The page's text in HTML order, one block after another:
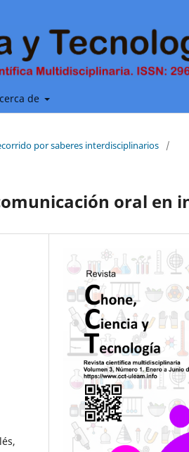
de
por saberes interdisciplinarios
/
oral en